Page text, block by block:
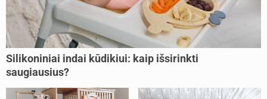
Silikoniniai indai kūdikiui: kaip išsirinkti
saugiausius?